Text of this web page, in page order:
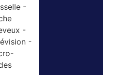
-
-
-